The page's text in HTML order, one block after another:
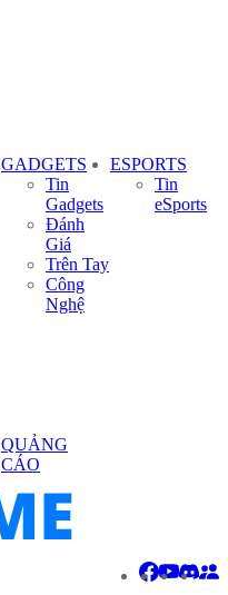
GADGETS
Tin
Gadgets
Đánh
Giá
Trên Tay
Công
Nghệ
ESPORTS
Tin
eSports
QUẢNG
CÁO